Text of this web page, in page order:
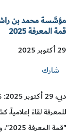
مؤسَّسة محمد بن
قمة المعرفة 2025
29 أكتوبر 2025
شارك
للمعرفة لقاءً